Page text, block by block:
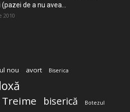
de a nu avea...
2010
nou avort Biserica
biserică Botezul